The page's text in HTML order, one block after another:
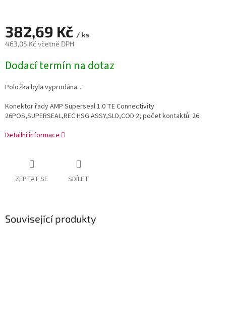
382,69 Kč / ks
463,05 Kč včetně DPH
cena:
Dodací termín na dotaz
Položka byla vyprodána…
Konektor řady AMP Superseal 1.0 TE Connectivity
26POS,SUPERSEAL,REC HSG ASSY,SLD,COD 2; počet kontaktů: 26
Detailní informace
ZEPTAT SE SDÍLET
Související produkty